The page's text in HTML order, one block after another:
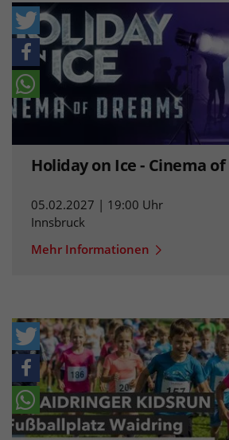
Holiday on Ice - Cinema
05.02.2027 | 19:00 Uhr
Innsbruck
Mehr Informationen